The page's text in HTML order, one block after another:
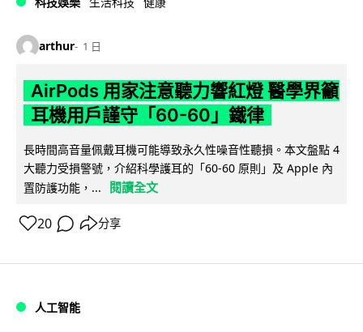
arthur 1 日
AirPods 用家注意聽力響紅燈 醫學界籲
耳機用戶謹守「60-60」鐵律
長時間高音量佩戴耳機可能導致永久性噪音性聽損。本文盤點 4
大聽力受損警號，介紹科學護耳的「60-60 原則」及 Apple 內
置防護功能，...
閱讀全文
20 分享
人工智能